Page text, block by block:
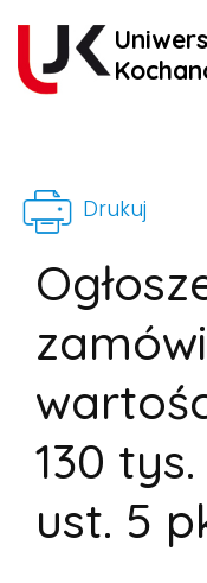
Drukuj
130 tys.
ust. 5